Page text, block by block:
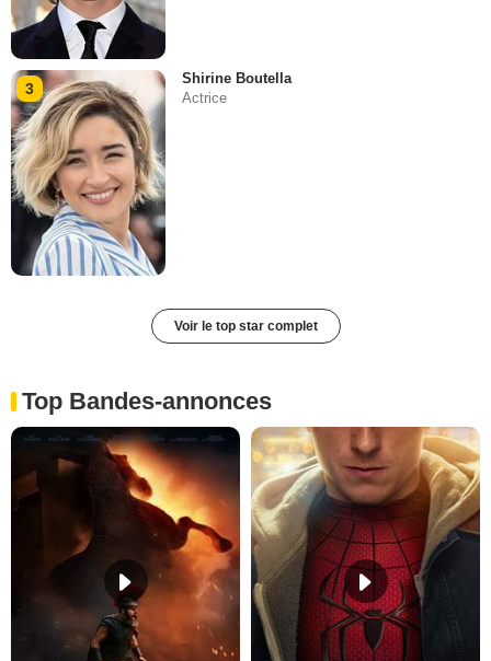
3
Shirine Boutella
Actrice
Voir le top star complet
Top Bandes-annonces